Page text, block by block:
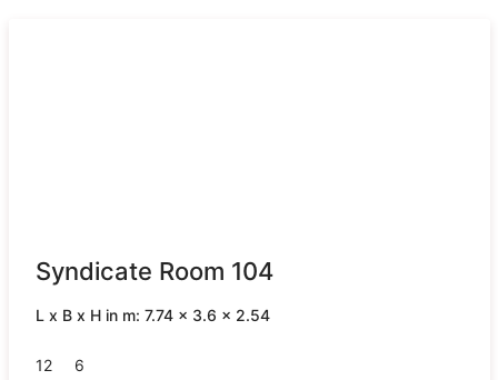
Syndicate Room 104
L x B x H in m: 7.74 x 3.6 x 2.54
12
6